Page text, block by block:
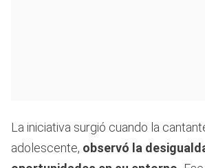
La iniciativa surgió cuando la
adolescente, observó la